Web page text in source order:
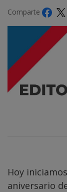
Comparte
Hoy
aniversario